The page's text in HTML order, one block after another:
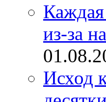
Каждая
из-за
Исход